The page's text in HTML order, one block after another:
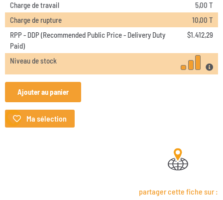
Charge de travail
5,00 T
Charge de rupture
10,00 T
RPP - DDP (Recommended Public Price - Delivery Duty
Paid)
$1.412,29
Niveau de stock
Ajouter au panier
Ma sélection
partager cette fiche sur :